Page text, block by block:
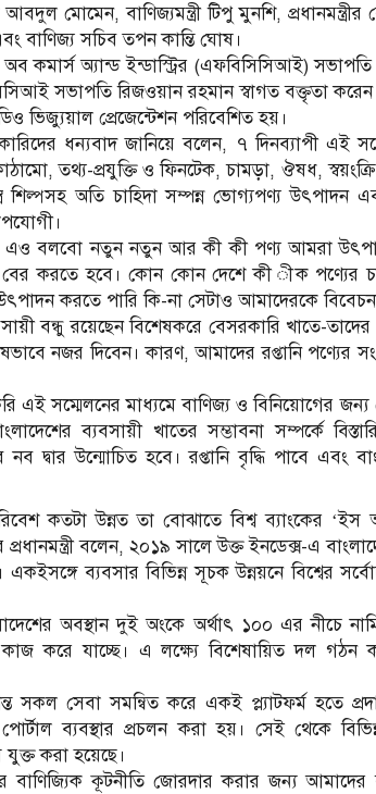
আবদুল মোমেন, বাণিজ্যমন্ত্রী টিপু মুনশি,
বাণিজ্য সচিব তপন কান্তি ঘোষ।
কমার্স অ্যান্ড ইন্ডাস্ট্রির (এফবিসিসিআই)
সভাপতি রিজওয়ান রহমান স্বাগত বক্তৃতা
ভিজ্যুয়াল প্রেজেন্টেশন পরিবেশিত হয়।
ধন্যবাদ জানিয়ে বলেন, ৭ দিনব্যাপী এই
তথ্য-প্রযুক্তি ও ফিনটেক, চামড়া, ঔষধ,
শিল্পসহ অতি চাহিদা সম্পন্ন ভোগ্যপণ্য উৎপাদন
এও বলবো নতুন নতুন আর কী কী পণ্য আমরা
করতে হবে। কোন কোন দেশে কী ীক পণ্যের
করতে পারি কি-না সেটাও আমাদেরকে
বন্ধু রয়েছেন বিশেষকরে বেসরকারি খাতে-
নজর দিবেন। কারণ, আমাদের রপ্তানি পণ্যের
এই সম্মেলনের মাধ্যমে বাণিজ্য ও বিনিয়োগের জন্য
ব্যবসায়ী খাতের সম্ভাবনা সম্পর্কে
নব দ্বার উন্মোচিত হবে। রপ্তানি বৃদ্ধি পাবে এবং
কতটা উন্নত তা বোঝাতে বিশ্ব ব্যাংকের ‘ইস
বলেন, ২০১৯ সালে উক্ত ইনডেক্স-এ
ব্যবসার বিভিন্ন সূচক উন্নয়নে বিশ্বের
অবস্থান দুই অংকে অর্থাৎ ১০০ এর নীচে
করে যাচ্ছে। এ লক্ষ্যে বিশেষায়িত দল গঠন
সকল সেবা সমন্বিত করে একই প্ল্যাটফর্ম হতে
ব্যবস্থার প্রচলন করা হয়। সেই থেকে বিভিন্ন
যুক্ত করা হয়েছে।
কূটনীতি জোরদার করার জন্য আমাদের